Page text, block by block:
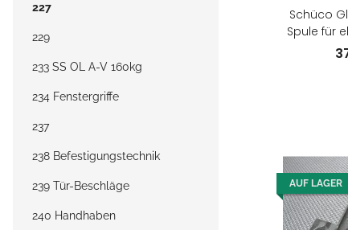
Schüco
Spule für
AUF LAGER
227
229
233 SS OL A-V 160kg
234 Fenstergriffe
237
238 Befestigungstechnik
239 Tür-Beschläge
240 Handhaben